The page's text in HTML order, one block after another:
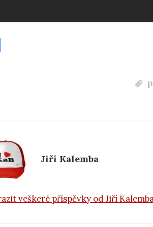
o
k Jiří Kalemba
veškeré příspěvky od Jiří